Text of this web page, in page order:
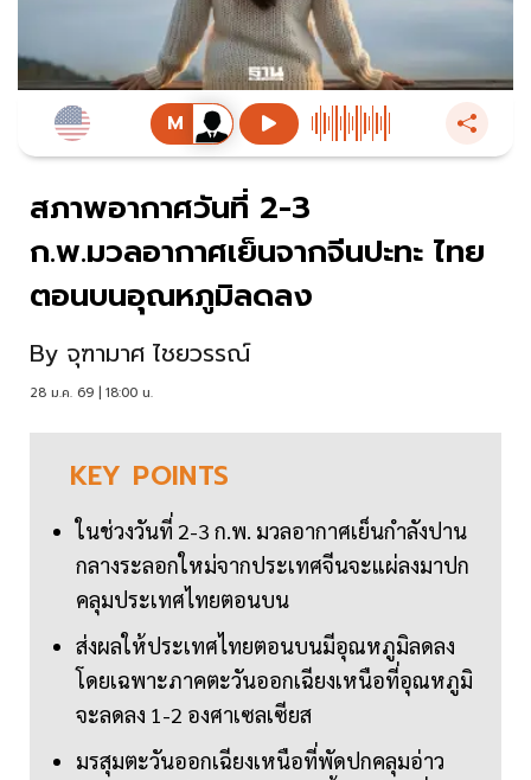
สภาพอากาศวันที่ 2-3
ก.พ.มวลอากาศเย็นจากจีนปะทะ ไทย
ตอนบนอุณหภูมิลดลง
By จุฑามาศ ไชยวรรณ์
28 ม.ค. 69 | 18:00 น.
KEY POINTS
ในช่วงวันที่ 2-3 ก.พ. มวลอากาศเย็นกำลังปาน
กลางระลอกใหม่จากประเทศจีนจะแผ่ลงมาปก
คลุมประเทศไทยตอนบน
ส่งผลให้ประเทศไทยตอนบนมีอุณหภูมิลดลง
โดยเฉพาะภาคตะวันออกเฉียงเหนือที่อุณหภูมิ
จะลดลง 1-2 องศาเซลเซียส
มรสุมตะวันออกเฉียงเหนือที่พัดปกคลุมอ่าว